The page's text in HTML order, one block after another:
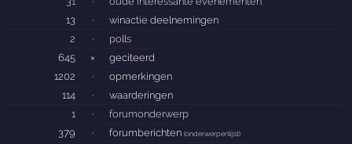
13
·
winactie deelnemingen
2
·
polls
645
×
geciteerd
1202
·
opmerkingen
114
·
waarderingen
1
·
forumonderwerp
379
· forumberichten(onderwerpenlijst)